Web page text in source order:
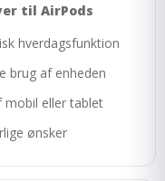
til AirPods
hverdagsfunktion
brug af enheden
mobil eller tablet
ønsker